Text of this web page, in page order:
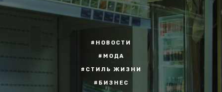
#НОВОСТИ
#МОДА
#СТИЛЬ ЖИЗНИ
#БИЗНЕС